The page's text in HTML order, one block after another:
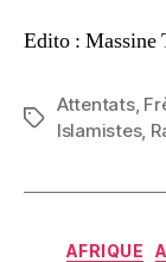
Edito : Massine
Étiquettes
Attentats,
Islamistes,
AFRIQUE